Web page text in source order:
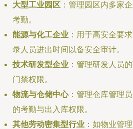
大型工业园区 ：管理园区内多家
考勤。
能源与化工企业 ：用于高安全要
录人员进出时间以备安全审计。
技术研发型企业 ：管理研发人员
门禁权限。
物流与仓储中心：管理仓库管理
的考勤与出入库权限。
其他劳动密集型行业 ：如物业管